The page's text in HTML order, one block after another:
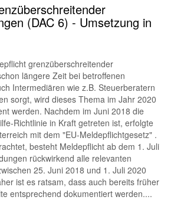
(DAC 6) - Umsetzung in
grenzüberschreitender
längere Zeit bei betroffenen
Intermediären wie z.B. Steuerberatern
sorgt, wird dieses Thema im Jahr 2020
werden. Nachdem im Juni 2018 die
Richtlinie in Kraft getreten ist, erfolgte
mit dem "EU-Meldepflichtgesetz" .
besteht Meldepflicht ab dem 1. Juli
rückwirkend alle relevanten
25. Juni 2018 und 1. Juli 2020
ist es ratsam, dass auch bereits früher
entsprechend dokumentiert werden....